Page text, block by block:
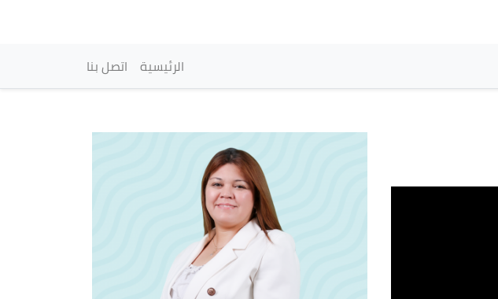
principale
الرئيسية اتصل بنا